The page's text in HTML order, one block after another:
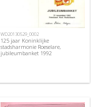
WD20130529_0002
125 jaar Koninklijke
stadsharmonie Roeselare,
jubileumbanket 1992